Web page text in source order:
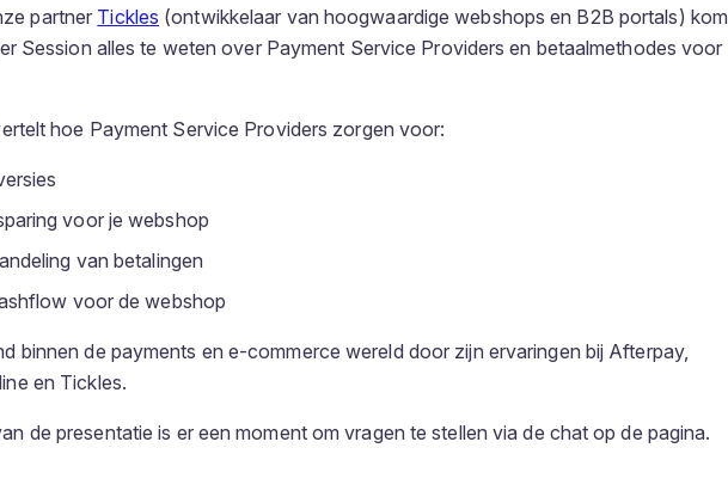
partner Tickles (ontwikkelaar van hoogwaardige webshops en B2B portals) kom
Session alles te weten over Payment Service Providers en betaalmethodes voor
hoe Payment Service Providers zorgen voor:
voor je webshop
van betalingen
voor de webshop
binnen de payments en e-commerce wereld door zijn ervaringen bij Afterpay,
en Tickles.
de presentatie is er een moment om vragen te stellen via de chat op de pagina.